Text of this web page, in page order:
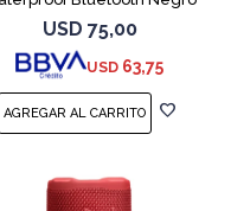
USD 75,00
USD 63,75